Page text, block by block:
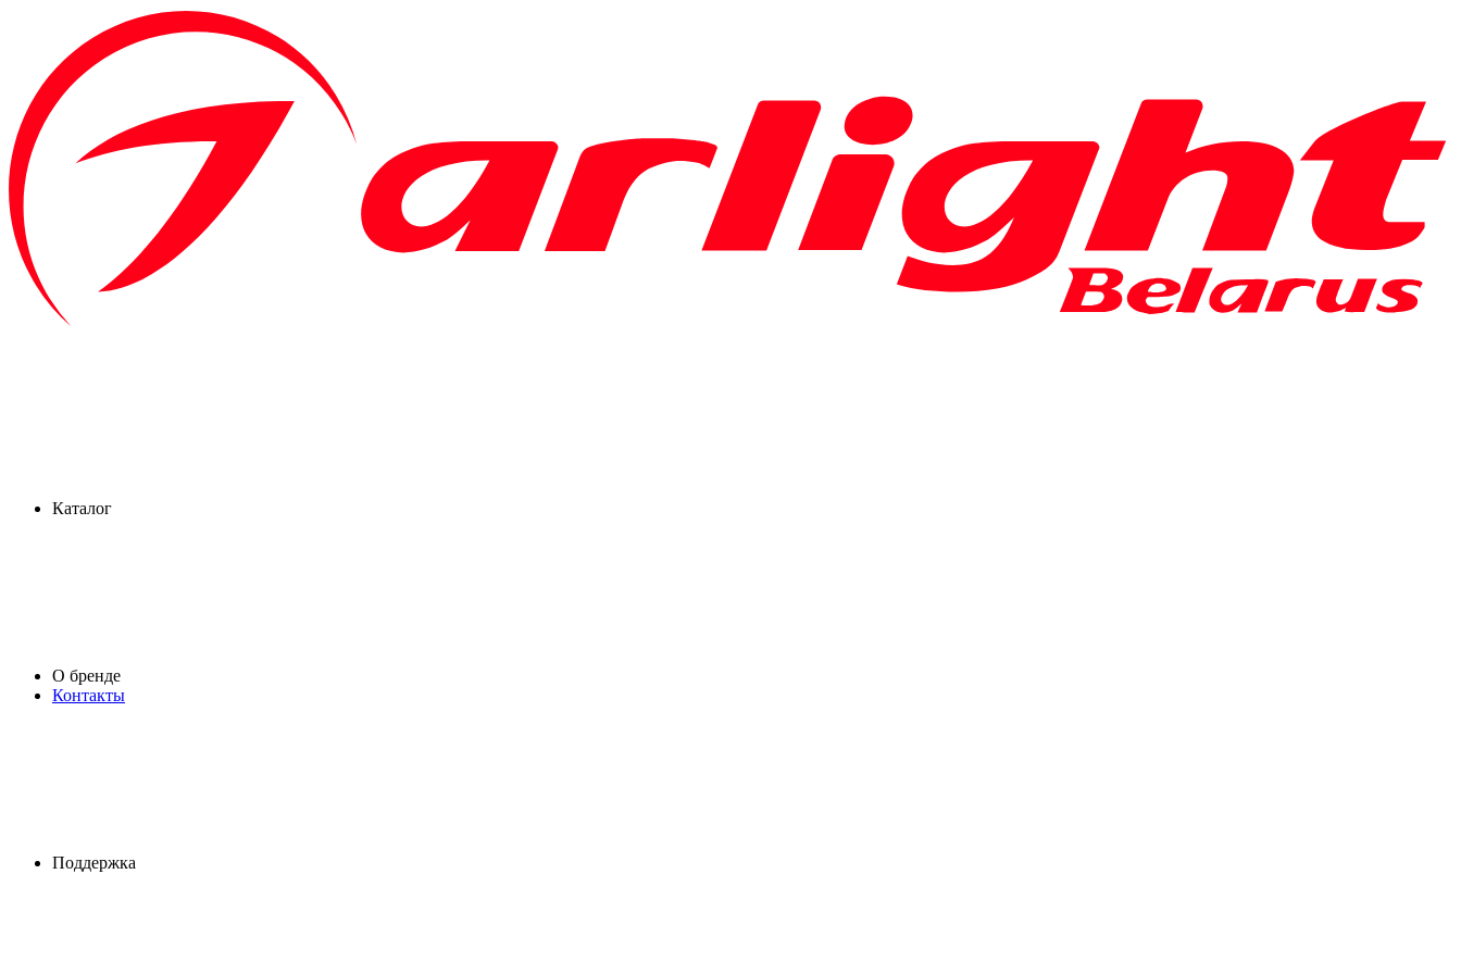
Каталог
О бренде
Контакты
Поддержка